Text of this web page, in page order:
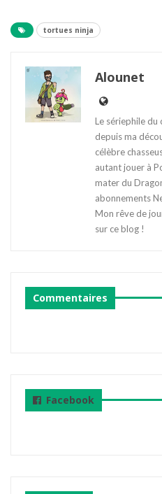
tortues ninja
Alounet
Le sériephile du
depuis ma
célèbre
autant jouer à
mater du
abonnements
Mon rêve de
sur ce blog !
Commentaires
Facebook